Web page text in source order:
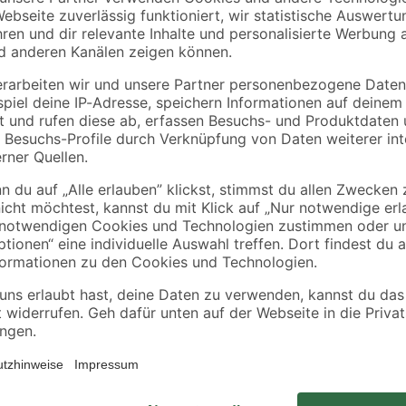
Endstück 1-lfg. f. Alu-
Schiene weiss
3,99€
Gardinia
Rollringe für
Stück
6,99€
Dank des Adapters ist diese
"Romana” multifunktional. Sie
Trägerobjekt verwenden oder in
beiden Varianten handelt es sich
Gardinenstangen mit Innenlauf
Messington, der vor allem zu
den passenden Dübeln an der